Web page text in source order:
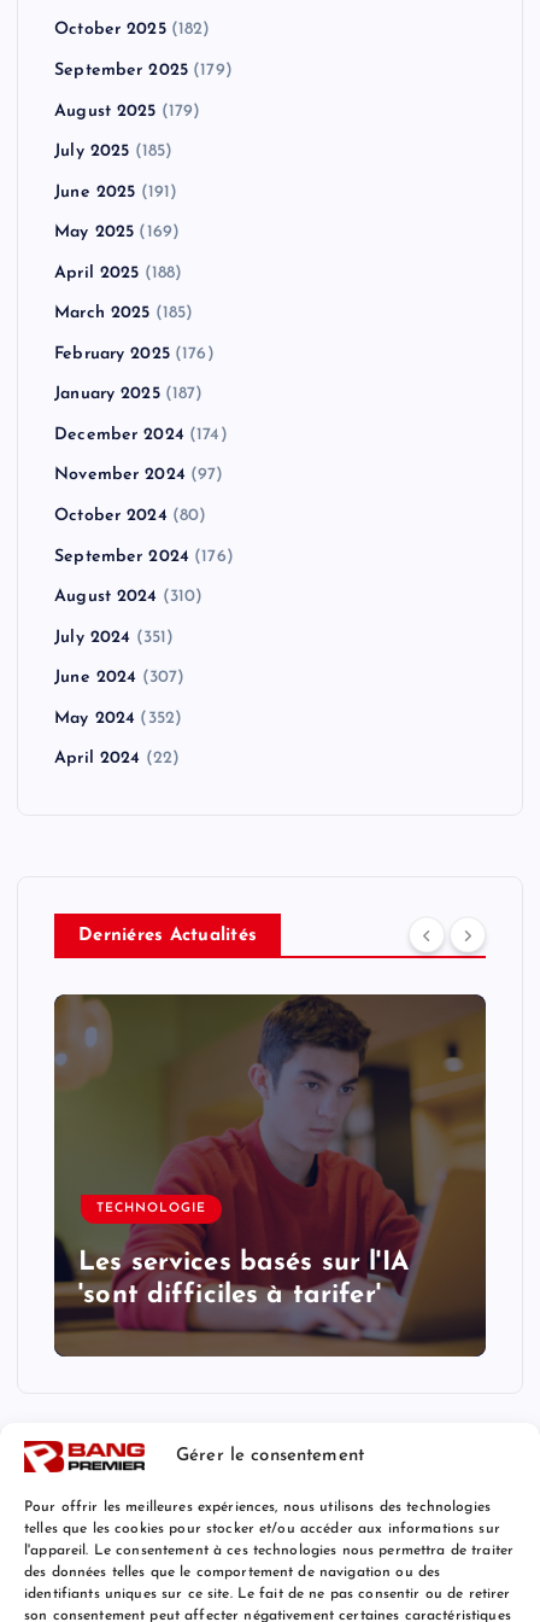
Gérer le consentement
Pour offrir les meilleures expériences, nous utilisons des technologies
telles que les cookies pour stocker et/ou accéder aux informations sur
l'appareil. Le consentement à ces technologies nous permettra de traiter
des données telles que le comportement de navigation ou des
identifiants uniques sur ce site. Le fait de ne pas consentir ou de retirer
son consentement peut affecter négativement certaines caractéristiques
October 2025(182)
September 2025 (179)
August 2025 (179)
July 2025 (185)
June 2025 (191)
May 2025 (169)
April 2025 (188)
March 2025 (185)
February 2025(176)
January 2025(187)
December 2024 (174)
November 2024 (97)
October 2024 (80)
September 2024 (176)
August 2024 (310)
July 2024 (351)
June 2024 (307)
May 2024 (352)
April 2024 (22)
Derniéres Actualités
TECHNOLOGIE
Les services basés sur l'IA
'sont difficiles à tarifer'
Mentions Légales